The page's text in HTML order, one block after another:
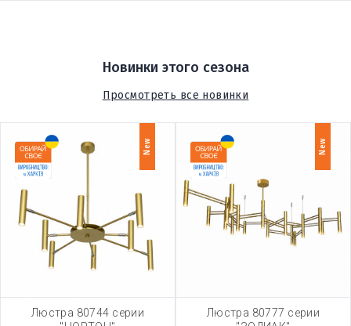
Новинки этого сезона
Просмотреть все новинки
New
Люстра 80744 серии
New
Люстра 80777 серии